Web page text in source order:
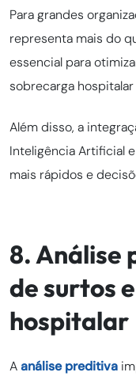
Para grandes
representa mais do
essencial para
sobrecarga
Além disso, a
Inteligência Artificial
mais rápidos e
8. Análise
de surtos
hospitalar
Aanálise preditiva